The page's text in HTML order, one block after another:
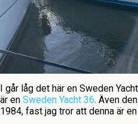
I går låg det här en Sweden
är en Sweden Yacht 36. Även
1984, fast jag tror att denna är